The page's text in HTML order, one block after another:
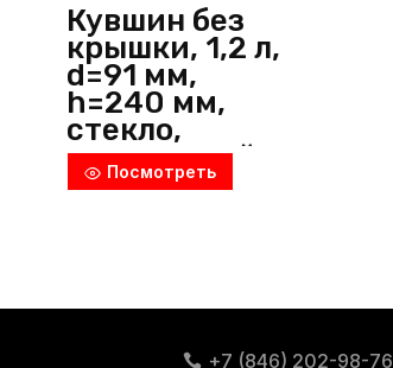
Кувшин без
крышки, 1,2 л,
d=91 мм,
h=240 мм,
стекло,
прозрачный,
Неман
Посмотреть
+7 (846) 202-98-76